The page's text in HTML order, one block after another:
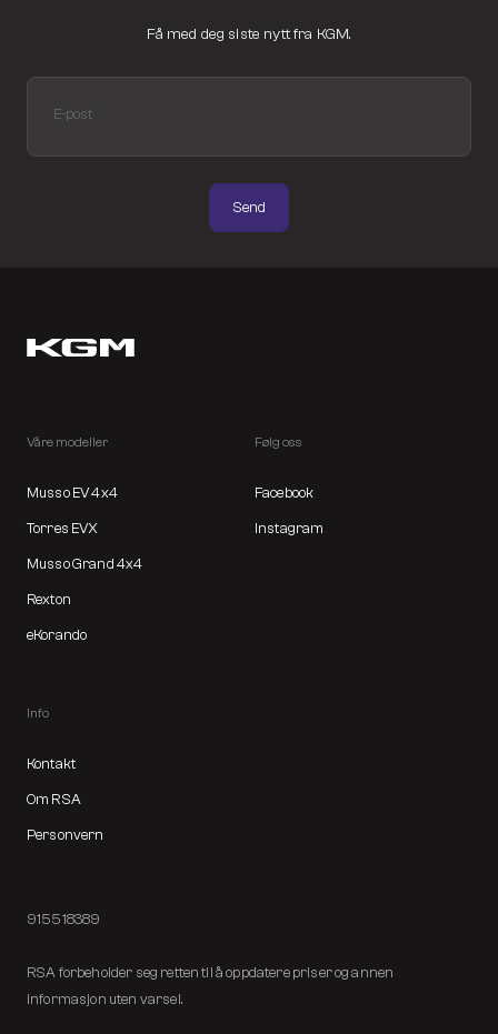
Få med deg siste nytt fra KGM.
E-post
Send
Våre modeller
Musso EV 4x4
Torres EVX
Musso Grand 4x4
Rexton
eKorando
Følg oss
Facebook
Instagram
Info
Kontakt
Om RSA
Personvern
915518389
RSA forbeholder seg retten til å oppdatere priser og annen
informasjon uten varsel.